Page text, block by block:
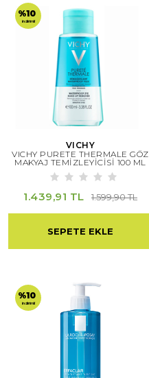
%10
indirimli
VICHY
VICHY PURETE THERMALE GÖZ
MAKYAJ TEMİZLEYİCİSİ 100 ML
1.439,91 TL 1.599,90 TL
SEPETE EKLE
%10
indirimli